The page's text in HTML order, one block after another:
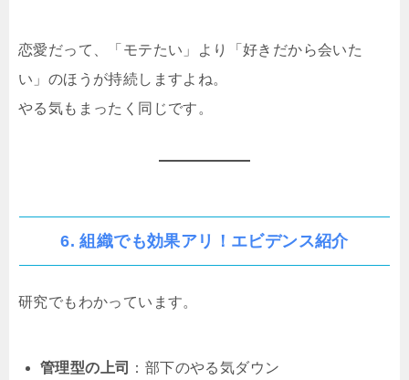
恋愛だって、「モテたい」より「好きだから会いた
い」のほうが持続しますよね。
やる気もまったく同じです。
6. 組織でも効果アリ！エビデンス紹介
研究でもわかっています。
管理型の上司 ：部下のやる気ダウン